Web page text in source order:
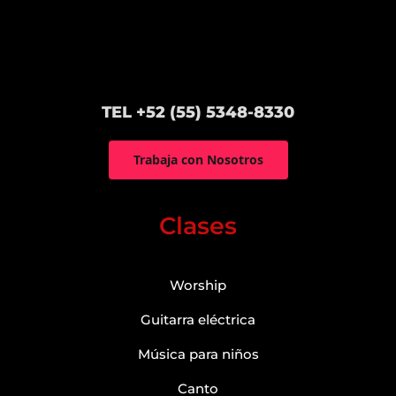
TEL +52 (55) 5348-8330
Trabaja con Nosotros
Clases
Worship
Guitarra eléctrica
Música para niños
Canto